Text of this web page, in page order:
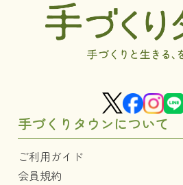
手づくりタウンについて
ご利用ガイド
会員規約